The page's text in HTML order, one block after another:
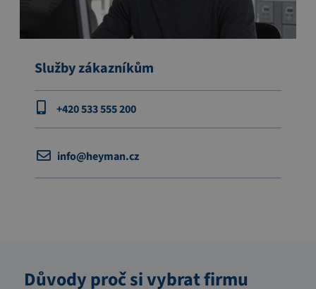
Služby zákazníkům
+420 533 555 200
info@heyman.cz
Důvody proč si vybrat firmu